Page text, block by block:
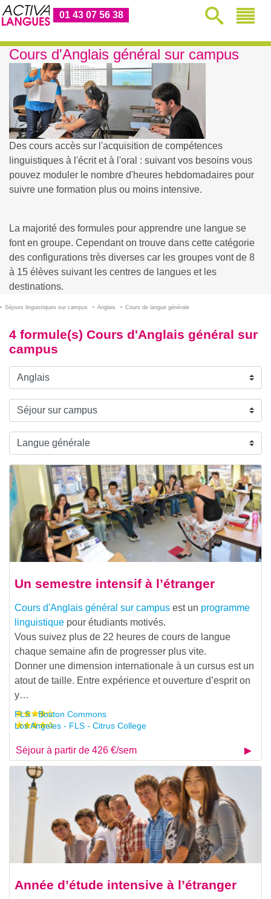
01 43 07 56 38
Cours d'Anglais général sur campus
Des cours accès sur l'acquisition de compétences
linguistiques à l'écrit et à l'oral : suivant vos besoins vous
pouvez moduler le nombre d'heures hebdomadaires pour
suivre une formation plus ou moins intensive.
La majorité des formules pour apprendre une langue se
font en groupe. Cependant on trouve dans cette catégorie
des configurations très diverses car les groupes vont de 8
à 15 élèves suivant les centres de langues et les
destinations.
Séjours linguistiques sur campus Anglais Cours de langue générale
4 formule(s) Cours d'Anglais général sur
campus
Un semestre intensif à l’étranger
Cours d'Anglais général sur campus est un programme
linguistique pour étudiants motivés.
Vous suivez plus de 22 heures de cours de langue
chaque semaine afin de progresser plus vite.
Donner une dimension internationale à un cursus est un
atout de taille. Entre expérience et ouverture d’esprit on
y…
FLS - Boston Commons
Los Angeles - FLS - Citrus College
Séjour à partir de 426 €/sem
Année d’étude intensive à l’étranger